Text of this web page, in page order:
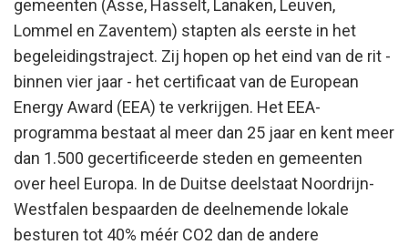
gemeenten (Asse, Hasselt, Lanaken, Leuven,
Lommel en Zaventem) stapten als eerste in het
begeleidingstraject. Zij hopen op het eind van de rit -
binnen vier jaar - het certificaat van de European
Energy Award (EEA) te verkrijgen. Het EEA-
programma bestaat al meer dan 25 jaar en kent meer
dan 1.500 gecertificeerde steden en gemeenten
over heel Europa. In de Duitse deelstaat Noordrijn-
Westfalen bespaarden de deelnemende lokale
besturen tot 40% méér CO2 dan de andere